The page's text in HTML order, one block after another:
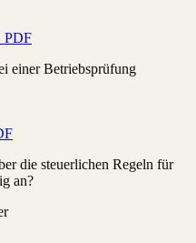
PDF
einer Betriebsprüfung
die steuerlichen Regeln für
an?